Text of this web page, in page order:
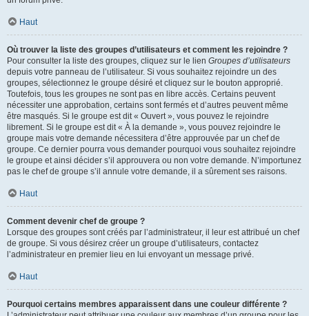
Haut
Où trouver la liste des groupes d’utilisateurs et comment les rejoindre ?
Pour consulter la liste des groupes, cliquez sur le lien Groupes d’utilisateurs
depuis votre panneau de l’utilisateur. Si vous souhaitez rejoindre un des
groupes, sélectionnez le groupe désiré et cliquez sur le bouton approprié.
Toutefois, tous les groupes ne sont pas en libre accès. Certains peuvent
nécessiter une approbation, certains sont fermés et d’autres peuvent même
être masqués. Si le groupe est dit « Ouvert », vous pouvez le rejoindre
librement. Si le groupe est dit « À la demande », vous pouvez rejoindre le
groupe mais votre demande nécessitera d’être approuvée par un chef de
groupe. Ce dernier pourra vous demander pourquoi vous souhaitez rejoindre
le groupe et ainsi décider s’il approuvera ou non votre demande. N’importunez
pas le chef de groupe s’il annule votre demande, il a sûrement ses raisons.
Haut
Comment devenir chef de groupe ?
Lorsque des groupes sont créés par l’administrateur, il leur est attribué un chef
de groupe. Si vous désirez créer un groupe d’utilisateurs, contactez
l’administrateur en premier lieu en lui envoyant un message privé.
Haut
Pourquoi certains membres apparaissent dans une couleur différente ?